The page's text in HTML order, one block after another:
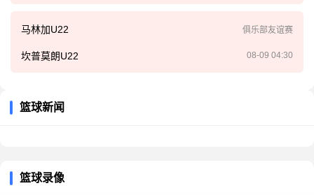
马林加U22 俱乐部友谊赛
坎普莫朗U22 08-09 04:30
篮球新闻
篮球录像